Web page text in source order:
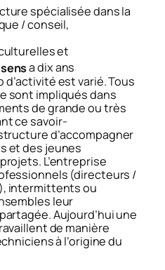
spécialisée dans la
/ conseil,
et
a dix ans
d’activité est varié. Tous
sont impliqués dans
de grande ou très
ce savoir-
d’accompagner
et des jeunes
L’entreprise
(directeurs /
intermittents ou
leur
Aujourd’hui une
de manière
à l’origine du